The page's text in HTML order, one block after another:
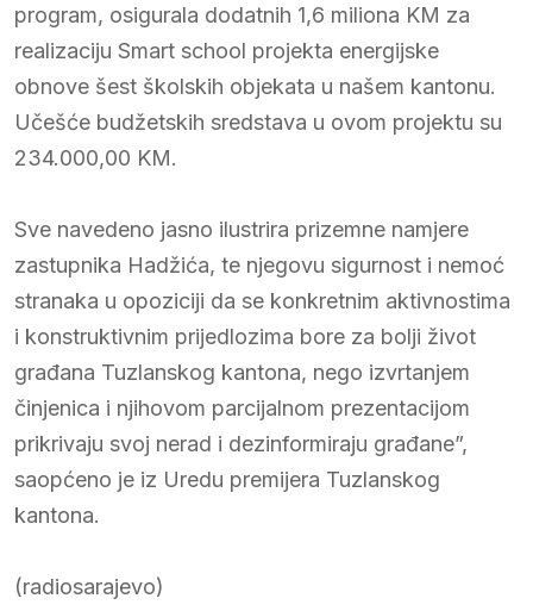
program, osigurala dodatnih 1,6 miliona KM za
realizaciju Smart school projekta energijske
obnove šest školskih objekata u našem kantonu.
Učešće budžetskih sredstava u ovom projektu su
234.000,00 KM.
Sve navedeno jasno ilustrira prizemne namjere
zastupnika Hadžića, te njegovu sigurnost i nemoć
stranaka u opoziciji da se konkretnim aktivnostima
i konstruktivnim prijedlozima bore za bolji život
građana Tuzlanskog kantona, nego izvrtanjem
činjenica i njihovom parcijalnom prezentacijom
prikrivaju svoj nerad i dezinformiraju građane”,
saopćeno je iz Uredu premijera Tuzlanskog
kantona.
(radiosarajevo)